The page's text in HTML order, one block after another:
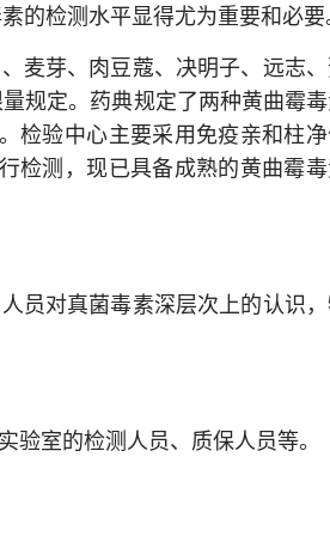
的检测水平显得尤为重要和必要
麦芽、肉豆蔻、决明子、远志
规定。药典规定了两种黄曲霉
检验中心主要采用免疫亲和柱
检测，现已具备成熟的黄曲霉
员对真菌毒素深层次上的认识
验室的检测人员、质保人员等。